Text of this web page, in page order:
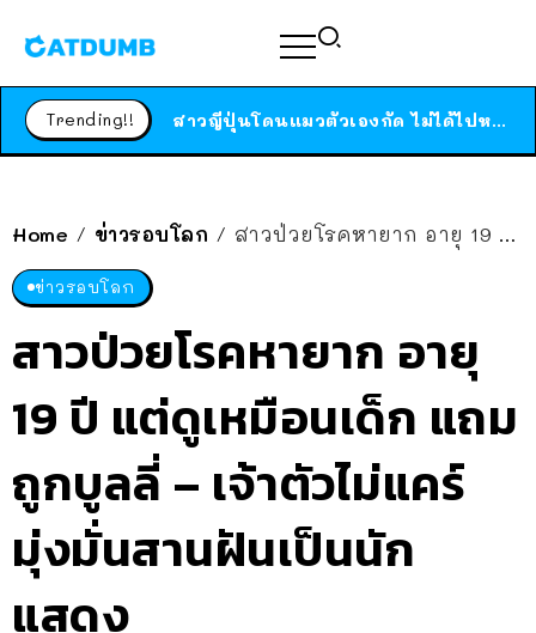
Trending!! สาวญี่ปุ่นโดนแมวตัวเองกัด ไม่ได้ไปหาหมอตั้งแต่เนิ่นๆ สุดท้ายขาบวม กลายเป็นโรคเนื้อเน่า เตือนทาสแมวทั้งหลายให้ระวัง
Home / ข่าวรอบโลก / สาวป่วยโรคหายาก อายุ 19 ปี แต่ดูเหมือนเด็ก แถมถูกบูลลี่ – เจ้าตัวไม่แคร์ มุ่งมั่นสานฝันเป็นนักแสดง
ข่าวรอบโลก
สาวป่วยโรคหายาก อายุ
19 ปี แต่ดูเหมือนเด็ก แถม
ถูกบูลลี่ – เจ้าตัวไม่แคร์
มุ่งมั่นสานฝันเป็นนัก
แสดง